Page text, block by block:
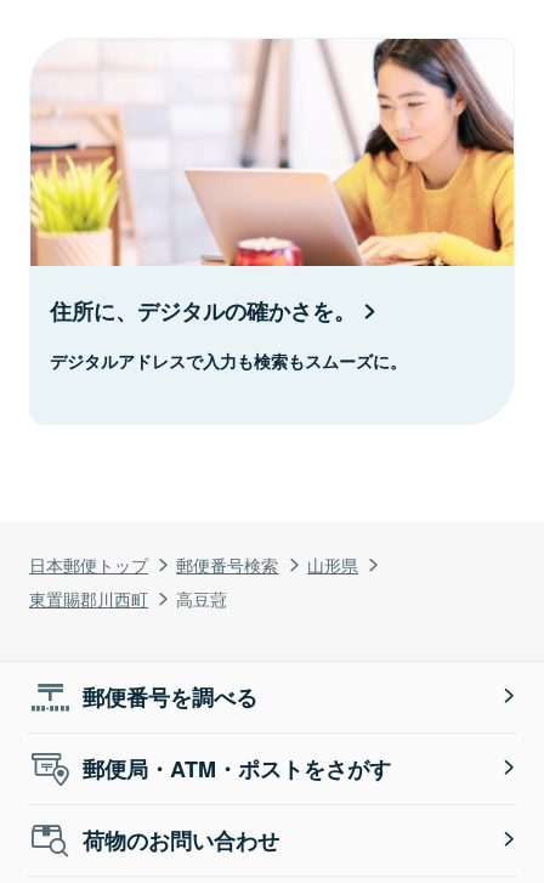
日本郵便トップ 郵便番号検索
山形県
東置賜郡川西町
高豆蒄
住所に、デジタルの確かさを。
デジタルアドレスで入力も検索もスムーズに。
郵便番号を調べる
郵便局・ATM・ポストをさがす
荷物のお問い合わせ